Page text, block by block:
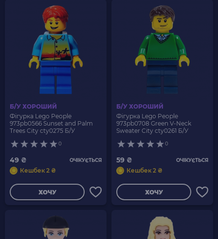
Б/У ХОРОШИЙ
Фігурка Lego People
973pb0566 Sunset and Palm
Trees City cty0275 Б/У
0
49 ₴ ОЧІКУЄТЬСЯ
Кешбек 2 ₴
ХОЧУ
Б/У ХОРОШИЙ
Фігурка Lego People
973pb0708 Green V-Neck
Sweater City cty0261 Б/У
0
59 ₴ ОЧІКУЄТЬСЯ
Кешбек 2 ₴
ХОЧУ